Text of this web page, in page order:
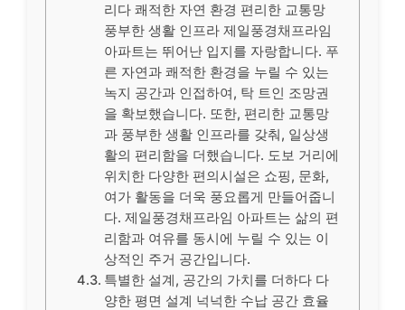
리다 쾌적한 자연 환경 편리한 교통망
풍부한 생활 인프라 제일풍경채프라임
아파트는 뛰어난 입지를 자랑합니다. 푸
른 자연과 쾌적한 환경을 누릴 수 있는
녹지 공간과 인접하여, 탁 트인 조망권
을 확보했습니다. 또한, 편리한 교통망
과 풍부한 생활 인프라를 갖춰, 일상생
활의 편리함을 더했습니다. 도보 거리에
위치한 다양한 편의시설은 쇼핑, 문화,
여가 활동을 더욱 풍요롭게 만들어줍니
다. 제일풍경채프라임 아파트는 삶의 편
리함과 여유를 동시에 누릴 수 있는 이
상적인 주거 공간입니다.
특별한 설계, 공간의 가치를 더하다 다
양한 평면 설계 넉넉한 수납 공간 효율